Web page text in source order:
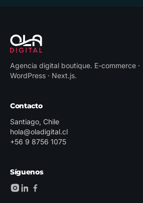
Agencia digital boutique. E-commerce ·
WordPress · Next.js.
Contacto
Santiago, Chile
hola@oladigital.cl
+56 9 8756 1075
Síguenos